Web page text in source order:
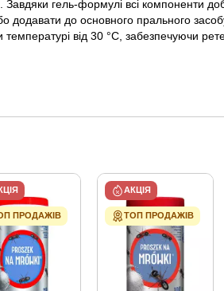
Завдяки гель-формулі всі компоненти
до основного прального
від 30 °C, забезпечуючи
ПРОДАЖІВ
АКЦІЯ
ТОП ПРОДАЖІВ